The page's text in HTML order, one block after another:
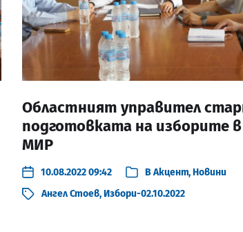
Областният управител
подготовката на изборите в
МИР
10.08.2022 09:42 ВАкцент,Новини
Ангел Стоев,Избори-02.10.2022